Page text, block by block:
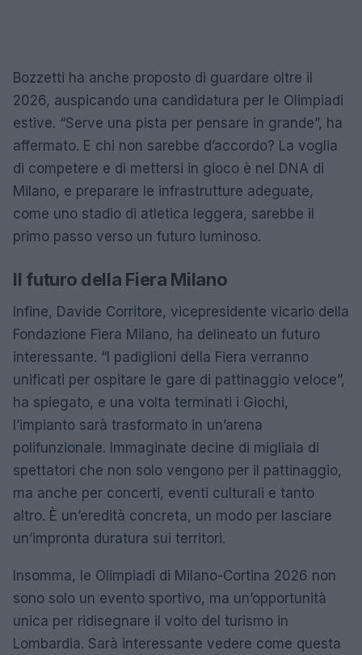
Bozzetti ha anche proposto di guardare oltre il
2026, auspicando una candidatura per le Olimpiadi
estive. “Serve una pista per pensare in grande”, ha
affermato. E chi non sarebbe d’accordo? La voglia
di competere e di mettersi in gioco è nel DNA di
Milano, e preparare le infrastrutture adeguate,
come uno stadio di atletica leggera, sarebbe il
primo passo verso un futuro luminoso.
Il futuro della Fiera Milano
Infine, Davide Corritore, vicepresidente vicario della
Fondazione Fiera Milano, ha delineato un futuro
interessante. “I padiglioni della Fiera verranno
unificati per ospitare le gare di pattinaggio veloce”,
ha spiegato, e una volta terminati i Giochi,
l’impianto sarà trasformato in un’arena
polifunzionale. Immaginate decine di migliaia di
spettatori che non solo vengono per il pattinaggio,
ma anche per concerti, eventi culturali e tanto
altro. È un’eredità concreta, un modo per lasciare
un’impronta duratura sui territori.
Insomma, le Olimpiadi di Milano-Cortina 2026 non
sono solo un evento sportivo, ma un’opportunità
unica per ridisegnare il volto del turismo in
Lombardia. Sarà interessante vedere come questa